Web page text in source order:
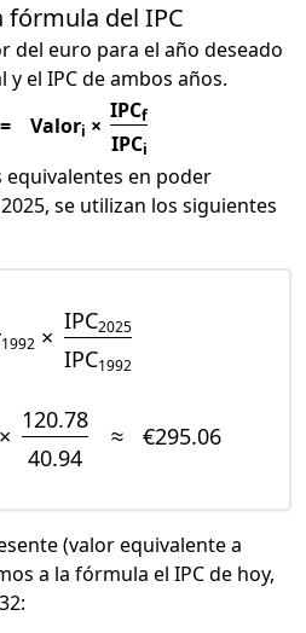
fórmula del IPC
del euro para el año deseado
y el IPC de ambos años.
= Valori ×
IPCf
IPCi
en poder
se utilizan los siguientes
1992 ×
IPC2025
IPC1992
120.78
40.94
≈ €295.06
(valor equivalente a
a la fórmula el IPC de hoy,